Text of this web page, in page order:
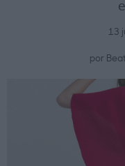
13
por